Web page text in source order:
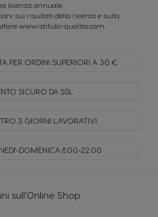
licenza annuale.
sui risultati della ricerca e sulla
www.istituto-qualita.com
PER ORDINI SUPERIORI A 30 €
SICURO DA SSL
3 GIORNI LAVORATIVI
DOMENICA 8:00-22.00
sull'Online Shop